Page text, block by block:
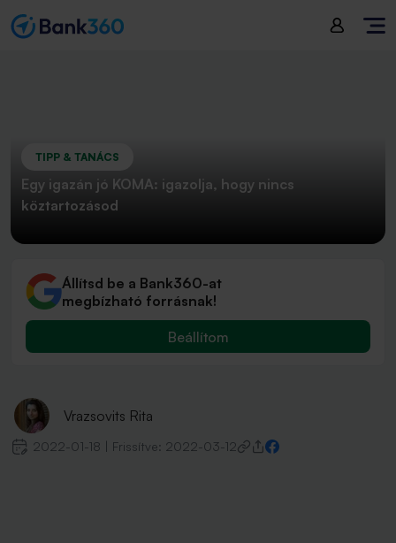
TIPP & TANÁCS
Egy igazán jó KOMA: igazolja, hogy nincs
köztartozásod
Állítsd be a Bank360-at
megbízható forrásnak!
Beállítom
Vrazsovits Rita
2022-01-18 Frissítve: 2022-03-12